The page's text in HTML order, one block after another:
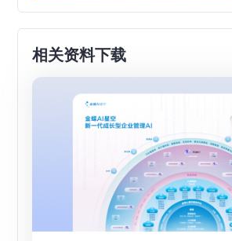
相关资料下载